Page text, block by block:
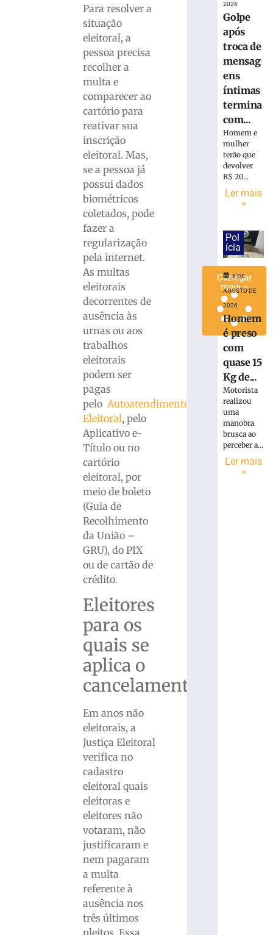
Para resolver a
situação
eleitoral, a
pessoa precisa
recolher a
multa e
comparecer ao
cartório para
reativar sua
inscrição
eleitoral. Mas,
se a pessoa já
possui dados
biométricos
coletados, pode
fazer a
regularização
pela internet.
As multas
eleitorais
decorrentes de
ausência às
urnas ou aos
trabalhos
eleitorais
podem ser
pagas
pelo Autoatendimento
Eleitoral, pelo
Aplicativo e-
Título ou no
cartório
eleitoral, por
meio de boleto
(Guia de
Recolhimento
da União –
GRU), do PIX
ou de cartão de
crédito.
Eleitores
para os
quais se
aplica o
cancelamento
Em anos não
eleitorais, a
Justiça Eleitoral
verifica no
cadastro
eleitoral quais
eleitoras e
eleitores não
votaram, não
justificaram e
nem pagaram
a multa
referente à
ausência nos
três últimos
Cratera
abre
“engole”
roda
caminhão
Brusque
Carregar
mais »
2026
Golpe
após
troca de
mensag
ens
íntimas
termina
com...
Homem e
mulher
terão que
devolver
R$ 20...
Ler mais
»
Pol
ícia
8 DE
AGOSTO DE
2026
Homem
é preso
com
quase 15
Kg de...
Motorista
realizou
uma
manobra
brusca ao
perceber a...
Ler mais
»